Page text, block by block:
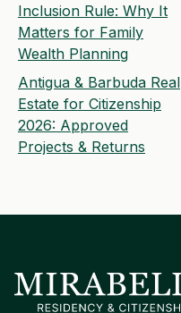
Inclusion Rule: Why It
Matters for Family
Wealth Planning
Antigua & Barbuda Real
Estate for Citizenship
2026: Approved
Projects & Returns